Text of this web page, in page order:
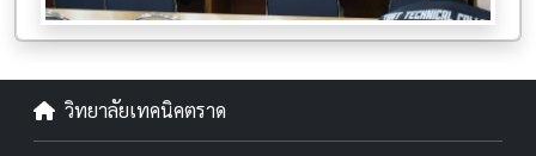
วิทยาลัยเทคนิคตราด